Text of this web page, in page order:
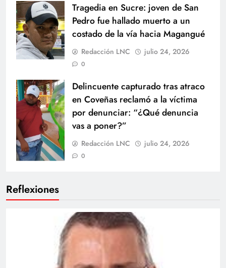
Reflexiones
Tragedia en Sucre: joven de San
Pedro fue hallado muerto a un
costado de la vía hacia Magangué
Redacción LNC julio 24, 2026
0
Delincuente capturado tras atraco
en Coveñas reclamó a la víctima
por denunciar: “¿Qué denuncia
vas a poner?”
Redacción LNC julio 24, 2026
0